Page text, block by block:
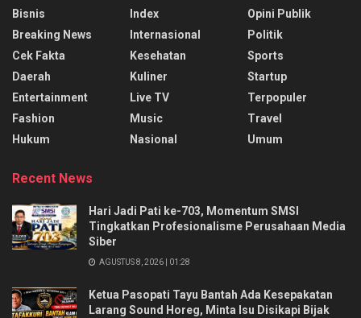
Bisnis
Breaking News
Cek Fakta
Daerah
Entertainment
Fashion
Hukum
Index
Internasional
Kesehatan
Kuliner
Live TV
Music
Nasional
Opini Publik
Politik
Sports
Startup
Terpopuler
Travel
Umum
Recent News
Hari Jadi Pati ke-703, Momentum SMSI
Tingkatkan Profesionalisme Perusahaan Media
Siber
AGUSTUS 8, 2026 | 01:28
Ketua Pasopati Tayu Bantah Ada Kesepakatan
Larang Sound Horeg, Minta Isu Disikapi Bijak